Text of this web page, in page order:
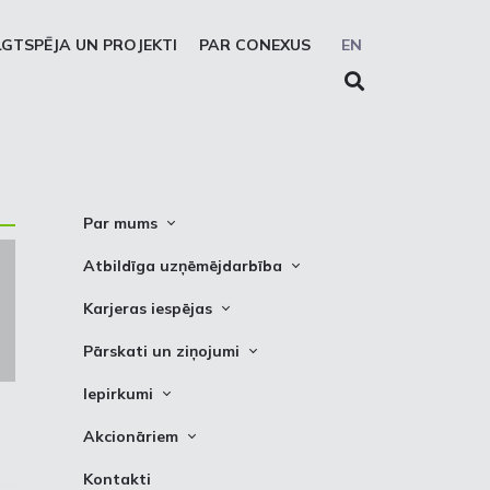
EN
UN PROJEKTI PAR CONEXUS
Par mums
Conexus vizītkarte
Akcionāru struktūra
Struktūra
Padome
Atbildīga uzņēmējdarbība
Cel trauksmi
Karjeras iespējas
Vakances
Pārskati un ziņojumi
Attīstības plāni
Iepirkumi
Iepirkumi
Akcionāriem
Informācija
Kontakti